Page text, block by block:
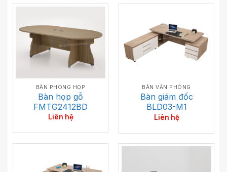
BÀN PHÒNG HỌP
Bàn họp gỗ
FMTG2412BD
Liên hệ
BÀN VĂN PHÒNG
Bàn giám đốc
BLD03-M1
Liên hệ